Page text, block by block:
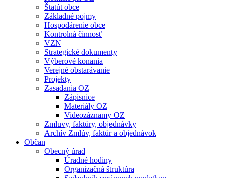
Štatút obce
Základné pojmy
Hospodárenie obce
Kontrolná činnosť
VZN
Strategické dokumenty
Výberové konania
Verejné obstarávanie
Projekty
Zasadania OZ
Zápisnice
Materiály OZ
Videozáznamy OZ
Zmluvy, faktúry, objednávky
Archív Zmlúv, faktúr a objednávok
Občan
Obecný úrad
Úradné hodiny
Organizačná štruktúra